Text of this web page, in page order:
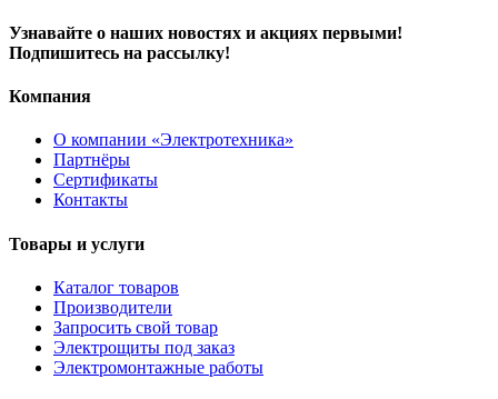
Узнавайте о наших новостях и акциях первыми!
Подпишитесь на рассылку!
Компания
О компании «Электротехника»
Партнёры
Сертификаты
Контакты
Товары и услуги
Каталог товаров
Производители
Запросить свой товар
Электрощиты под заказ
Электромонтажные работы